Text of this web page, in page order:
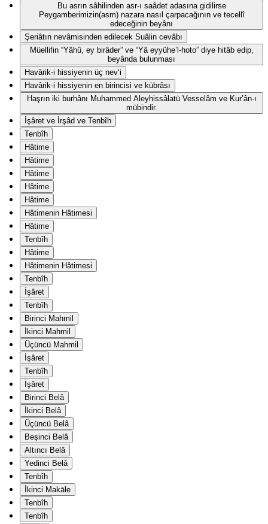
Bu asrın sâhilinden asr-ı saâdet adasına gidilirse
Peygamberimizin(asm) nazara nasıl çarpacağının ve tecellî
edeceğinin beyânı
Şeriâtın nevâmisinden edilecek Suâlin cevâbı
Müellifin “Yâhû, ey birâder” ve “Yâ eyyühe’l-hoto” diye hitâb edip,
beyânda bulunması
Havârik-i hissiyenin üç nev‘i
Havârik-i hissiyenin en birincisi ve kübrâsı
Haşrın iki burhânı Muhammed Aleyhissâlatü Vesselâm ve Kur’ân-ı
mübindir.
İşâret ve İrşâd ve Tenbîh
Tenbîh
Hâtime
Hâtime
Hâtime
Hâtime
Hâtime
Hâtimenin Hâtimesi
Hâtime
Tenbîh
Hâtime
Hâtimenin Hâtimesi
Tenbîh
İşâret
Tenbîh
Birinci Mahmil
İkinci Mahmil
Üçüncü Mahmil
İşâret
Tenbîh
İşâret
Birinci Belâ
İkinci Belâ
Üçüncü Belâ
Beşinci Belâ
Altıncı Belâ
Yedinci Belâ
Tenbîh
İkinci Makāle
Tenbîh
Tenbîh